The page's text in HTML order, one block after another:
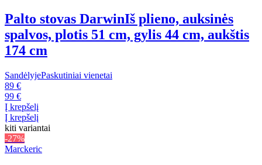
Palto stovas DarwinIš plieno, auksinės
spalvos, plotis 51 cm, gylis 44 cm, aukštis
174 cm
SandėlyjePaskutiniai vienetai
89 €
99 €
Į krepšelį
Į krepšelį
kiti variantai
-27%
Marckeric